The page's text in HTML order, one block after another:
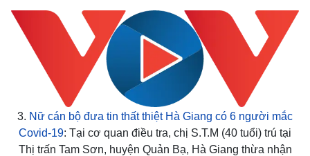
3. Nữ cán bộ đưa tin thất thiệt Hà Giang có 6 người mắc
Covid-19: Tại cơ quan điều tra, chị S.T.M (40 tuổi) trú tại
Thị trấn Tam Sơn, huyện Quản Bạ, Hà Giang thừa nhận